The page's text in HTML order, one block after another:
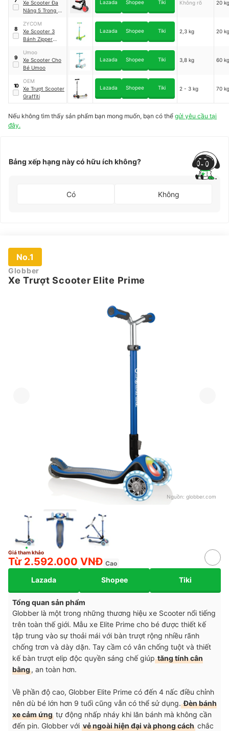
Xe Scooter Đa
Năng 5 Trong 1
Lazada Shopee Tiki Không rõ 20 kg
8
ZYCOM
Xe Scooter 3
Bánh Zipper
Lazada Shopee Tiki 2,3 kg 20 kg
9
Umoo
Xe Scooter Cho
Bé Umoo
Lazada Shopee Tiki 3,8 kg 60 kg
10
OEM
Xe Trượt Scooter
Graffiti
Lazada Shopee Tiki 2 - 3 kg 70 kg
Nếu không tìm thấy sản phẩm bạn mong muốn, bạn có thể gửi yêu cầu tại
đây.
Bảng xếp hạng này có hữu ích không?
Có Không
No.1
Globber
Xe Trượt Scooter Elite Prime
Nguồn: globber.com
Giá tham khảo
Từ 2.592.000 VNĐ Cao
Lazada Shopee Tiki
Tổng quan sản phẩm
Globber là một trong những thương hiệu xe Scooter nổi tiếng
trên toàn thế giới. Mẫu xe Elite Prime cho bé được thiết kế
tập trung vào sự thoải mái với bàn trượt rộng nhiều rãnh
chống trơn và dày dặn. Tay cầm có vân chống tuột và thiết
kế bàn trượt elip độc quyền sáng chế giúptăng tính cân
bằng, an toàn hơn.
Về phần độ cao, Globber Elite Prime có đến 4 nấc điều chỉnh
nên dù bé lớn hơn 9 tuổi cũng vẫn có thể sử dụng.Đèn bánh
xe cảm ứng tự động nhấp nháy khi lăn bánh mà không cần
đến pin. Globber với vẻ ngoài hiện đại và phong cách chắc